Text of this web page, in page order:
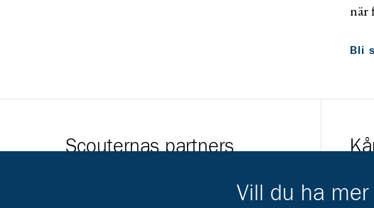
när
Bli
Scouternas partners
Gå
Vill du ha